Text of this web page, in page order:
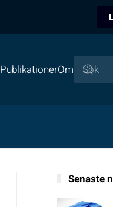
PublikationerOm
Senaste